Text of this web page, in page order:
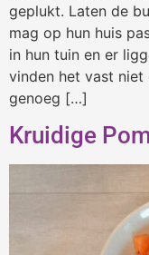
geplukt. Laten de
mag op hun huis
in hun tuin en er
vinden het vast niet
genoeg […]
Kruidige